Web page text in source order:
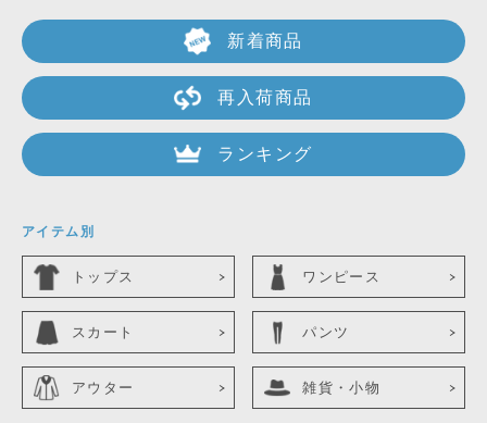
新着商品
再入荷商品
ランキング
アイテム別
トップス ワンピース
スカート パンツ
アウター 雑貨・小物